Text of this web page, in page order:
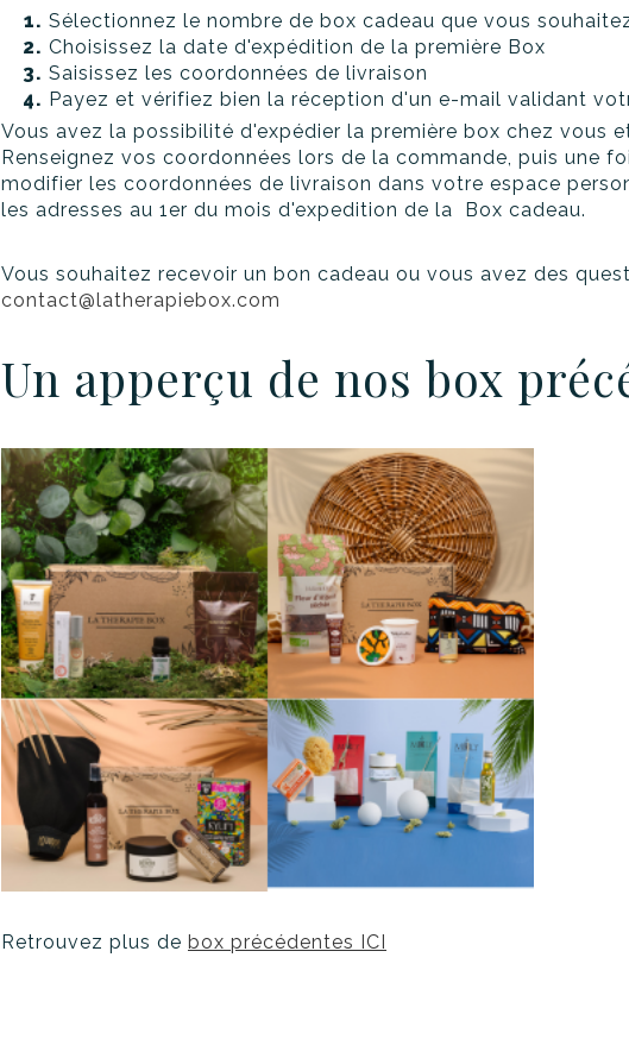
Sélectionnez le nombre de box cadeau que vous
Choisissez la date d'expédition de la première Box
Saisissez les coordonnées de livraison
Payez et vérifiez bien la réception d'un e-mail validant
Vous avez la possibilité d'expédier la première box chez vous
Renseignez vos coordonnées lors de la commande, puis une
modifier les coordonnées de livraison dans votre espace
les adresses au 1er du mois d'expedition de la Box cadeau.
Vous souhaitez recevoir un bon cadeau ou vous avez des
contact@latherapiebox.com
Un apperçu de nos box
Retrouvez plus de box précédentes ICI